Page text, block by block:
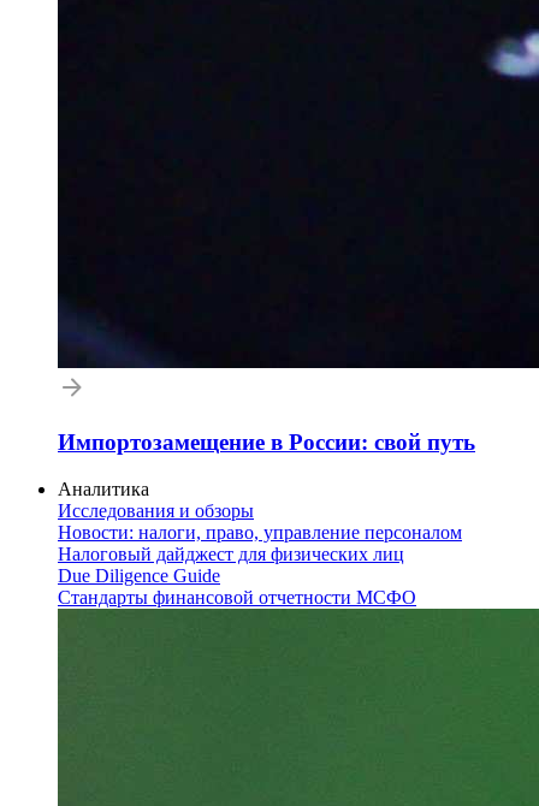
Импортозамещение в России: свой путь
Аналитика
Исследования и обзоры
Новости: налоги, право, управление персоналом
Налоговый дайджест для физических лиц
Due Diligence Guide
Стандарты финансовой отчетности МСФО